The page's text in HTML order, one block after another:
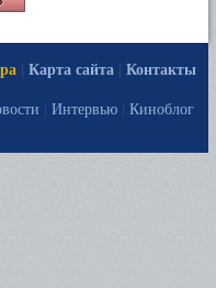
Карта сайта
Контакты
Интервью Киноблог